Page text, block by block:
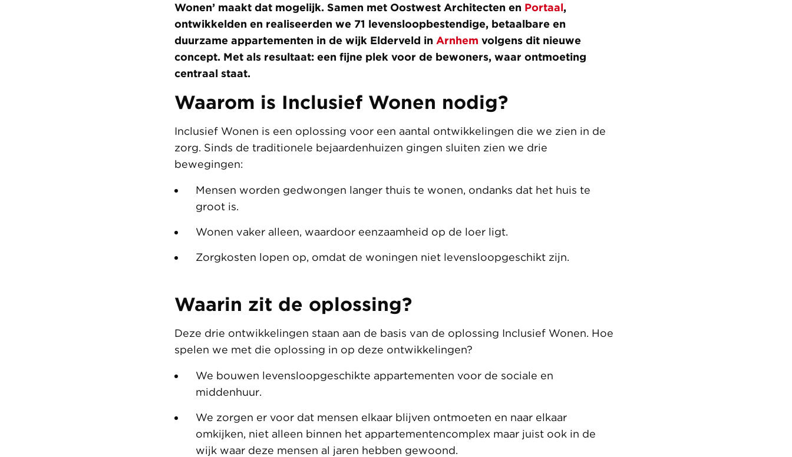
Wonen’ maakt dat mogelijk. Samen met Oostwest Architecten en Portaal,
ontwikkelden en realiseerden we 71 levensloopbestendige, betaalbare en
duurzame appartementen in de wijk Elderveld in Arnhem volgens dit nieuwe
concept. Met als resultaat: een fijne plek voor de bewoners, waar ontmoeting
centraal staat.
Waarom is Inclusief Wonen nodig?
Inclusief Wonen is een oplossing voor een aantal ontwikkelingen die we zien in de
zorg. Sinds de traditionele bejaardenhuizen gingen sluiten zien we drie
bewegingen:
Mensen worden gedwongen langer thuis te wonen, ondanks dat het huis te
groot is.
Wonen vaker alleen, waardoor eenzaamheid op de loer ligt.
Zorgkosten lopen op, omdat de woningen niet levensloopgeschikt zijn.
Waarin zit de oplossing?
Deze drie ontwikkelingen staan aan de basis van de oplossing Inclusief Wonen. Hoe
spelen we met die oplossing in op deze ontwikkelingen?
We bouwen levensloopgeschikte appartementen voor de sociale en
middenhuur.
We zorgen er voor dat mensen elkaar blijven ontmoeten en naar elkaar
omkijken, niet alleen binnen het appartementencomplex maar juist ook in de
wijk waar deze mensen al jaren hebben gewoond.